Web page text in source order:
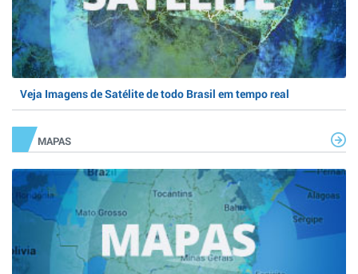
Veja Imagens de Satélite de todo Brasil em tempo real
MAPAS